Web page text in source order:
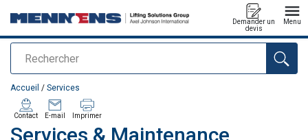
Rechercher
Demander un
devis
Menu
Ajouté au panier
Accueil / Services
Services & Maintenance
Contact E-mail Imprimer